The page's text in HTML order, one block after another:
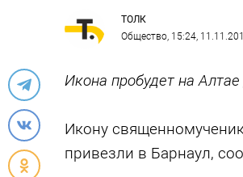
ТОЛК
Общество, 15:24,
Икона пробудет на
Икону
привезли в Барнаул,